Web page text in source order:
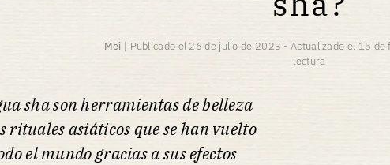
Mei | Publicado el 26 de julio de 2023 -Actualizado el 15 de
lectura
sha son herramientas de belleza
asiáticos que se han vuelto
el mundo gracias a sus efectos